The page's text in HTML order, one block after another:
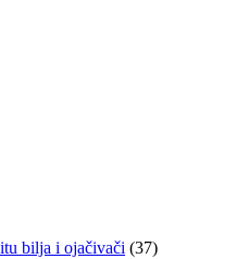
bilja i ojačivači (37)